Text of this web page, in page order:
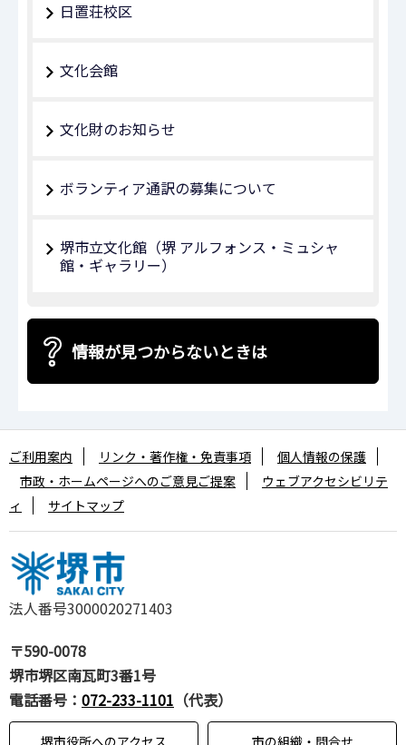
日置荘校区
文化会館
文化財のお知らせ
ボランティア通訳の募集について
堺市立文化館（堺 アルフォンス・ミュシャ
館・ギャラリー）
情報が見つからないときは
法人番号3000020271403
〒590-0078
堺市堺区南瓦町3番1号
電話番号： 072-233-1101 （代表）
堺市役所へのアクセス 市の組織・問合せ
ご利用案内 リンク・著作権・免責事項
個人情報の保護
市政・ホームページへのご意見ご提案
ウェブアクセシビリテ
ィ
サイトマップ